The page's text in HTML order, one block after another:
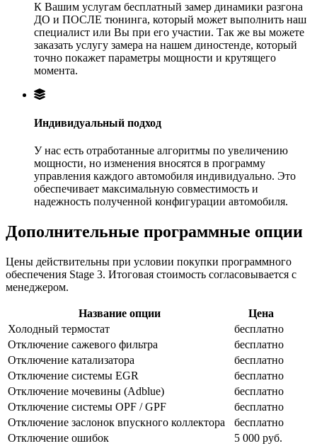
К Вашим услугам бесплатный замер динамики разгона
ДО и ПОСЛЕ тюнинга, который может выполнить наш
специалист или Вы при его участии. Так же вы можете
заказать услугу замера на нашем диностенде, который
точно покажет параметры мощности и крутящего
момента.
Индивидуальный подход
У нас есть отработанные алгоритмы по увеличению
мощности, но изменения вносятся в программу
управления каждого автомобиля индивидуально. Это
обеспечивает максимальную совместимость и
надежность полученной конфигурации автомобиля.
Дополнительные программные опции
Цены действительны при условии покупки программного
обеспечения Stage 3. Итоговая стоимость согласовывается с
менеджером.
Название опции
Цена
Холодный термостат
бесплатно
Отключение сажевого фильтра
бесплатно
Отключение катализатора
бесплатно
Отключение системы EGR
бесплатно
Отключение мочевины (Adblue)
бесплатно
Отключение системы OPF / GPF
бесплатно
Отключение заслонок впускного коллектора
бесплатно
Отключение ошибок
5 000 руб.